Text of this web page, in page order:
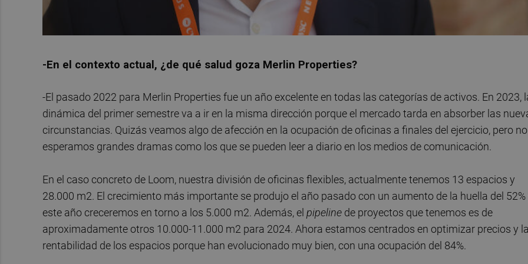
-En el contexto actual, ¿de qué salud goza Merlin Properties?
-El pasado 2022 para Merlin Properties fue un año excelente en todas las categorías de activos. En 2023,
dinámica del primer semestre va a ir en la misma dirección porque el mercado tarda en absorber las
circunstancias. Quizás veamos algo de afección en la ocupación de oficinas a finales del ejercicio, pero no
esperamos grandes dramas como los que se pueden leer a diario en los medios de comunicación.
En el caso concreto de Loom, nuestra división de oficinas flexibles, actualmente tenemos 13 espacios y
28.000 m2. El crecimiento más importante se produjo el año pasado con un aumento de la huella del 52%
este año creceremos en torno a los 5.000 m2. Además, el pipeline de proyectos que tenemos es de
aproximadamente otros 10.000-11.000 m2 para 2024. Ahora estamos centrados en optimizar precios y la
rentabilidad de los espacios porque han evolucionado muy bien, con una ocupación del 84%.